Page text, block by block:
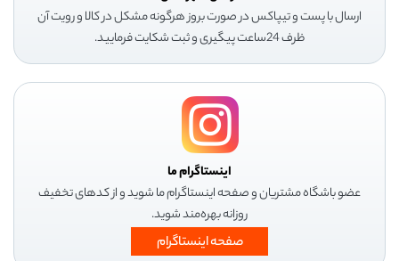
ارسال با پست و تیپاکس در صورت بروز هرگونه مشکل در کالا و رویت آن
ظرف 24ساعت پیگیری و ثبت شکایت فرمایید.
اینستاگرام ما
عضو باشگاه مشتریان و صفحه اینستاگرام ما شوید و از کدهای تخفیف
روزانه بهره‌مند شوید.
صفحه اینستاگرام